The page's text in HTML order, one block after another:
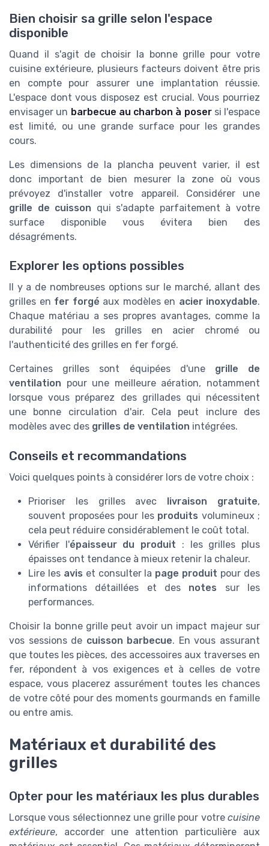
Bien choisir sa grille selon l'espace
disponible
Quand il s'agit de choisir la bonne grille pour votre
cuisine extérieure, plusieurs facteurs doivent être pris
en compte pour assurer une implantation réussie.
L'espace dont vous disposez est crucial. Vous pourriez
envisager un barbecue au charbon à posersi l'espace
est limité, ou une grande surface pour les grandes
cours.
Les dimensions de la plancha peuvent varier, il est
donc important de bien mesurer la zone où vous
prévoyez d'installer votre appareil. Considérer une
grille de cuisson qui s'adapte parfaitement à votre
surface disponible vous évitera bien des
désagréments.
Explorer les options possibles
Il y a de nombreuses options sur le marché, allant des
grilles en fer forgé aux modèles en acier inoxydable.
Chaque matériau a ses propres avantages, comme la
durabilité pour les grilles en acier chromé ou
l'authenticité des grilles en fer forgé.
Certaines grilles sont équipées d'une grille de
ventilation pour une meilleure aération, notamment
lorsque vous préparez des grillades qui nécessitent
une bonne circulation d'air. Cela peut inclure des
modèles avec des grilles de ventilation intégrées.
Conseils et recommandations
Voici quelques points à considérer lors de votre choix :
Prioriser les grilles avec livraison gratuite,
souvent proposées pour les produits volumineux ;
cela peut réduire considérablement le coût total.
Vérifier l'épaisseur du produit : les grilles plus
épaisses ont tendance à mieux retenir la chaleur.
Lire les avis et consulter la page produit pour des
informations détaillées et des notes sur les
performances.
Choisir la bonne grille peut avoir un impact majeur sur
vos sessions de cuisson barbecue. En vous assurant
que toutes les pièces, des accessoires aux traverses en
fer, répondent à vos exigences et à celles de votre
espace, vous placerez assurément toutes les chances
de votre côté pour des moments gourmands en famille
ou entre amis.
Matériaux et durabilité des
grilles
Opter pour les matériaux les plus durables
Lorsque vous sélectionnez une grille pour votre cuisine
extérieure, accorder une attention particulière aux